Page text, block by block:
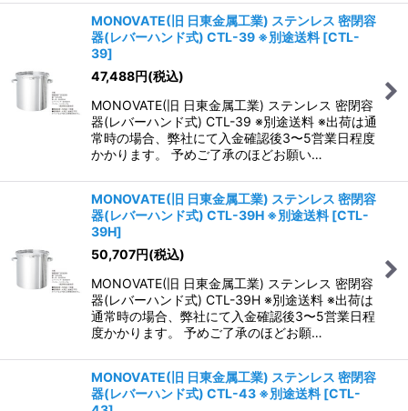
MONOVATE(旧 日東金属工業) ステンレス 密閉容
器(レバーハンド式) CTL-39 ※別途送料 [CTL-
39]
47,488円(税込)
MONOVATE(旧 日東金属工業) ステンレス 密閉容
器(レバーハンド式) CTL-39 ※別途送料 ※出荷は通
常時の場合、弊社にて入金確認後3〜5営業日程度
かかります。 予めご了承のほどお願い…
MONOVATE(旧 日東金属工業) ステンレス 密閉容
器(レバーハンド式) CTL-39H ※別途送料 [CTL-
39H]
50,707円(税込)
MONOVATE(旧 日東金属工業) ステンレス 密閉容
器(レバーハンド式) CTL-39H ※別途送料 ※出荷は
通常時の場合、弊社にて入金確認後3〜5営業日程
度かかります。 予めご了承のほどお願…
MONOVATE(旧 日東金属工業) ステンレス 密閉容
器(レバーハンド式) CTL-43 ※別途送料 [CTL-